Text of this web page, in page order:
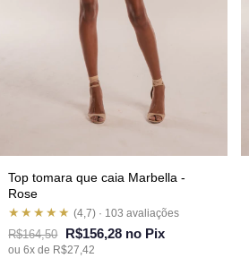
Top tomara que caia Marbella -
Rose
★★★★★ (4,7) · 103 avaliações
R$164,50 R$156,28 no Pix
ou 6x de R$27,42